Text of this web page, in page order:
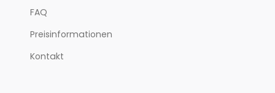
FAQ
Preisinformationen
Kontakt